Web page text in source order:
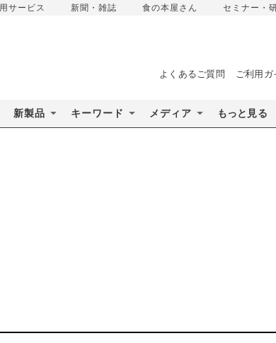
サービス 新聞・雑誌 食の本屋さん セミナー・
よくあるご質問 ご利用ガ
新製品 キーワード メディア もっと見る